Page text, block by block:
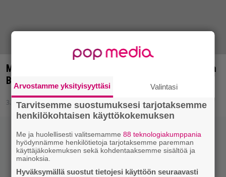
Monenlaista keikkaa: DJ Shadow, Nigel Kennedy ja
Borbetomagus
3.9.2013 10:35
Arvostamme yksityisyyttäsi Valintasi
Tarvitsemme suostumuksesi tarjotaksemme
henkilökohtaisen käyttökokemuksen
Me ja huolellisesti valitsemamme88 teknologiakumppania
hyödynnämme henkilötietoja tarjotaksemme paremman
käyttäjäkokemuksen sekä kohdentaaksemme sisältöä ja
mainoksia.
Hyväksymällä suostut tietojesi käyttöön seuraavasti